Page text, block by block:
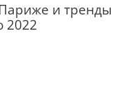
и тренды
2022